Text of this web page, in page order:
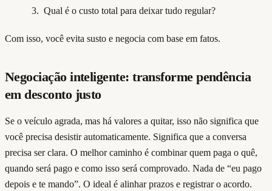
Qual é o custo total para deixar tudo regular?
Com isso, você evita susto e negocia com base em fatos.
Negociação inteligente: transforme pendência
em desconto justo
Se o veículo agrada, mas há valores a quitar, isso não significa que
você precisa desistir automaticamente. Significa que a conversa
precisa ser clara. O melhor caminho é combinar quem paga o quê,
quando será pago e como isso será comprovado. Nada de “eu pago
depois e te mando”. O ideal é alinhar prazos e registrar o acordo.